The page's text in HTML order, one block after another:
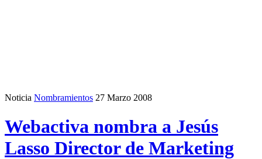
Noticia Nombramientos 27 Marzo 2008
Webactiva nombra a Jesús
Lasso Director de Marketing